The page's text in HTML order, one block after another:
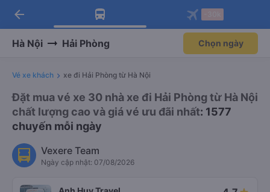
Tải app Vexere ngay!
Nhận ưu đãi thành viên độc
Mở app
Tải app Vexere
-30k/ghế khi đặt vé máy bay qua
Mở app
arrow_back
Hà Nội Hải Phòng Chọn ngày
Vé xe khách xe đi Hải Phòng từ Hà Nội
Đặt mua vé xe 30 nhà xe đi Hải Phòng từ Hà Nội
chất lượng cao và giá vé ưu đãi nhất: 1577
chuyến mỗi ngày
Vexere Team
Ngày cập nhật: 07/08/2026